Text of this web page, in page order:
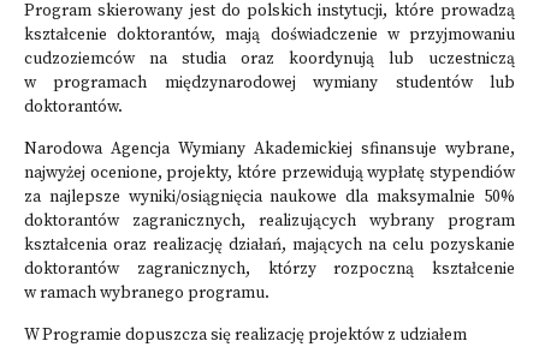
Program skierowany jest do polskich instytucji, które prowadzą
kształcenie doktorantów, mają doświadczenie w przyjmowaniu
cudzoziemców na studia oraz koordynują lub uczestniczą
w programach międzynarodowej wymiany studentów lub
doktorantów.
Narodowa Agencja Wymiany Akademickiej sfinansuje wybrane,
najwyżej ocenione, projekty, które przewidują wypłatę stypendiów
za najlepsze wyniki/osiągnięcia naukowe dla maksymalnie 50%
doktorantów zagranicznych, realizujących wybrany program
kształcenia oraz realizację działań, mających na celu pozyskanie
doktorantów zagranicznych, którzy rozpoczną kształcenie
w ramach wybranego programu.
W Programie dopuszcza się realizację projektów z udziałem